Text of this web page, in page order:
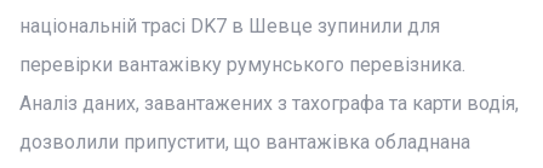
національній трасі DK7 в Шевце зупинили для
перевірки вантажівку румунського перевізника.
Аналіз даних, завантажених з тахографа та карти водія,
дозволили припустити, що вантажівка обладнана